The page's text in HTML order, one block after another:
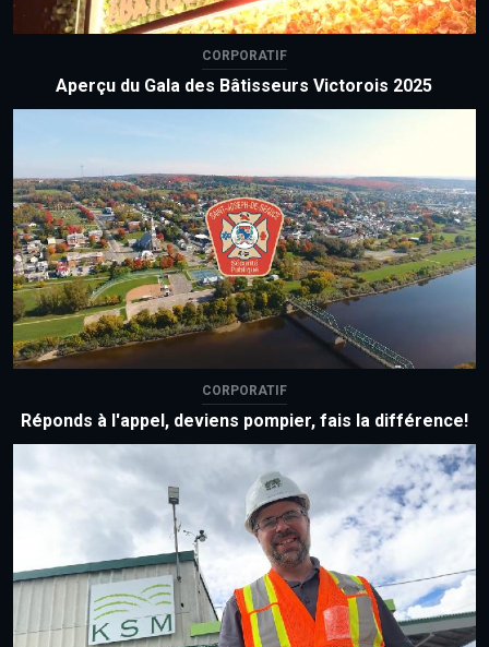
CORPORATIF
Aperçu du Gala des Bâtisseurs Victorois 2025
CORPORATIF
Réponds à l'appel, deviens pompier, fais la différence!